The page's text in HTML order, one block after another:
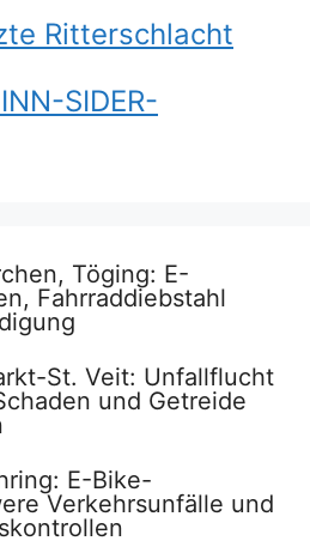
Ritterschlacht
SIDER-
Töging: E-
Fahrraddiebstahl
St. Veit: Unfallflucht
und Getreide
E-Bike-
Verkehrsunfälle und